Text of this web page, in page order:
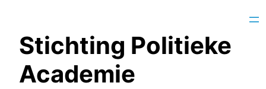
Stichting Politieke
Academie